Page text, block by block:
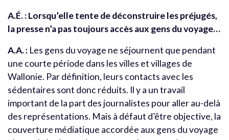
A.É. : Lorsqu’elle tente de déconstruire les préjugés,
la presse n’a pas toujours accès aux gens du voyage…
A.A. : Les gens du voyage ne séjournent que pendant
une courte période dans les villes et villages de
Wallonie. Par définition, leurs contacts avec les
sédentaires sont donc réduits. Il y a un travail
important de la part des journalistes pour aller au-delà
des représentations. Mais à défaut d’être objective, la
couverture médiatique accordée aux gens du voyage